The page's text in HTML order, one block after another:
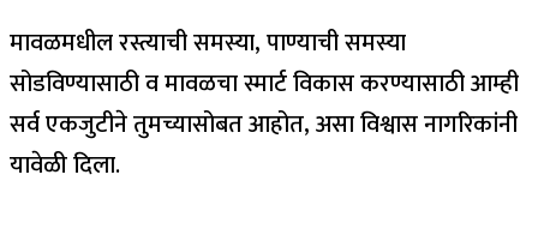
मावळमधील रस्त्याची समस्या, पाण्याची समस्या
सोडविण्यासाठी व मावळचा स्मार्ट विकास करण्यासाठी आम्ही
सर्व एकजुटीने तुमच्यासोबत आहोत, असा विश्वास नागरिकांनी
यावेळी दिला.